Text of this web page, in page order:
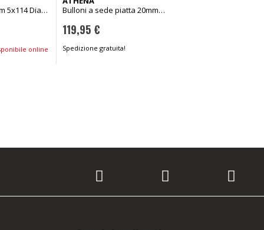
5x114 Diam.
online
Bulloni a sede piatta 20mm
119,95 €
Spedizione gratuita!